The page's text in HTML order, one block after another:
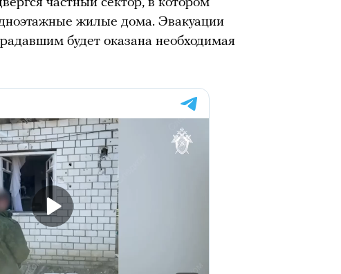
частный сектор, в котором
жилые дома. Эвакуации
будет оказана необходимая